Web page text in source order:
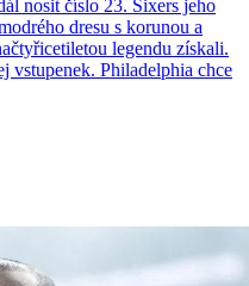
nosit číslo 23. Sixers jeho
dresu s korunou a
legendu získali.
vstupenek. Philadelphia chce